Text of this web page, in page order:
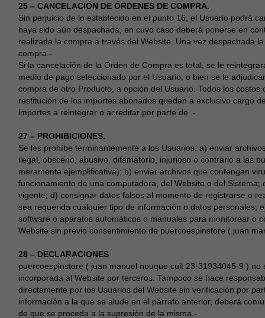
25 – CANCELACIÓN DE ÓRDENES DE COMPRA.
Sin perjuicio de lo establecido en el punto 16, el Usuario podrá
haya sido aún despachada, en cuyo caso deberá ponerse en
realizada la compra a través del Website. Una vez despachada
compra.-
Si la cancelación de la Orden de Compra es total, se le
medio de pago seleccionado por el Usuario, o bien se le
compra de otro Producto, a opción del Usuario. Todos los
restitución de los importes abonados quedan a exclusivo cargo
importes a reintegrar o acreditar por parte de .-
27 – PROHIBICIONES.
Se les prohíbe terminantemente a los Usuarios: a) enviar
ilegal, obsceno, abusivo, difamatorio, injurioso o contrario a las
meramente ejemplificativa); b) enviar archivos que contengan
funcionamiento de una computadora, del Website o del
vigente; d) consignar datos falsos al momento de registrarse o
sea requerida cualquier tipo de información o datos personales;
software o aparatos automáticos o manuales para monitorear o
Website sin previo consentimiento de puercoespinstore ( juan
28 – DECLARACIONES
puercoespinstore ( juan manuel nouque cuit 23-31934045-9 )
incorporada al Website por terceros. Tampoco se hace
directamente por los Usuarios del Website sin verificación por
información a la que se alude en el párrafo anterior, deberá
de que se proceda a la supresión de la misma.-